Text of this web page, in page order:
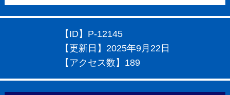
【ID】 P-12145
【更新日】 2025年9月22日
【アクセス数】 189